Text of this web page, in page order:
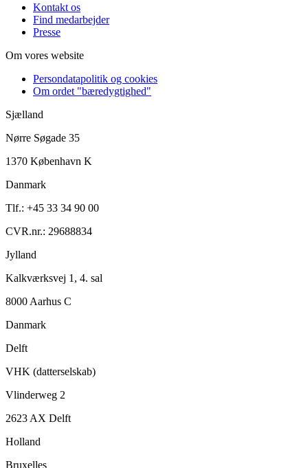
Kontakt os
Find medarbejder
Presse
Om vores website
Persondatapolitik og cookies
Om ordet "bæredygtighed"
Sjælland
Nørre Søgade 35
1370 København K
Danmark
Tlf.: +45 33 34 90 00
CVR.nr.: 29688834
Jylland
Kalkværksvej 1, 4. sal
8000 Aarhus C
Danmark
Delft
VHK (datterselskab)
Vlinderweg 2
2623 AX Delft
Holland
Bruxelles